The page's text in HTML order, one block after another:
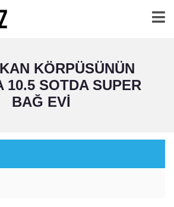
KÖRPÜSÜNÜN
10.5 SOTDA SUPER
BAĞ EVI